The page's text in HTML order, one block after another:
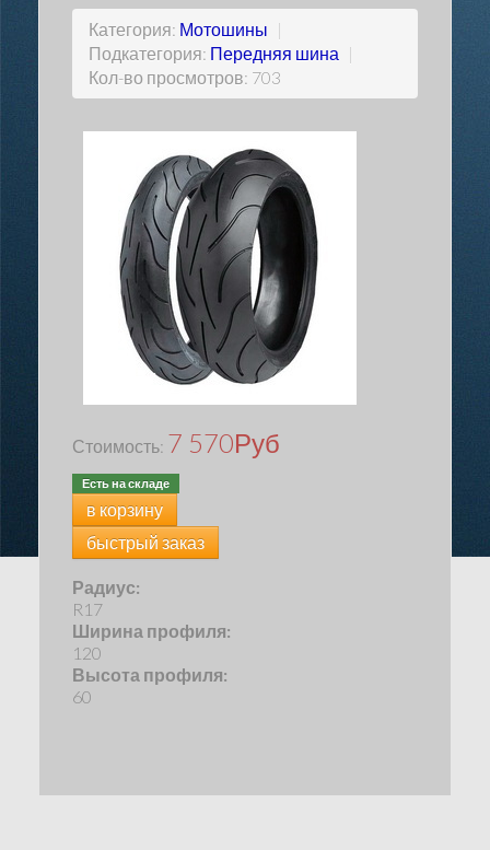
Категория: Мотошины |
Подкатегория: Передняя шина |
Кол-во просмотров: 703
Стоимость: 7 570Руб
Есть на складе
в корзину
быстрый заказ
Радиус:
R17
Ширина профиля:
120
Высота профиля:
60